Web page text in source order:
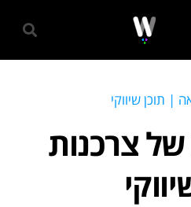
| תוכן שיווקי
שלצרכנות